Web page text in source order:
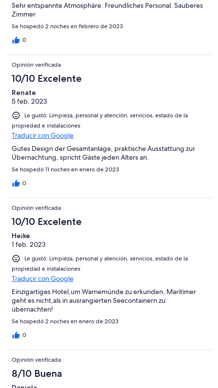
Sehr entspannte Atmosphäre. Freundliches Personal. Sauberes
Zimmer
Se hospedó 2 noches en febrero de 2023
0
Opinión verificada
10/10 Excelente
Renate
5 feb. 2023
Le gustó: Limpieza, personal y atención, servicios, estado de la
propiedad e instalaciones
Traducir con Google
Gutes Design der Gesamtanlage, praktische Ausstattung zur
Übernachtung, spricht Gäste jeden Alters an.
Se hospedó 11 noches en enero de 2023
0
Opinión verificada
10/10 Excelente
Heike
1 feb. 2023
Le gustó: Limpieza, personal y atención, servicios, estado de la
propiedad e instalaciones
Traducir con Google
Einzigartiges Hotel,um Warnemünde zu erkunden. Maritimer
geht es nicht,als in ausrangierten Seecontainern zu
übernachten!
Se hospedó 2 noches en enero de 2023
0
Opinión verificada
8/10 Buena